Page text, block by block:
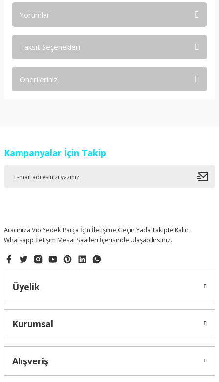
Yorumlar
Taksit Seçenekleri
Önerileriniz
Ürün resmi kalitesiz, bozuk veya görüntülenemiyor.
Kampanyalar İçin Takip
Aracınıza Vip Yedek Parça İçin İletişime Geçin Yada Takipte Kalın
Whatsapp İletişim Mesai Saatleri İçerisinde Ulaşabilirsiniz.
Üyelik
Kurumsal
Alışveriş